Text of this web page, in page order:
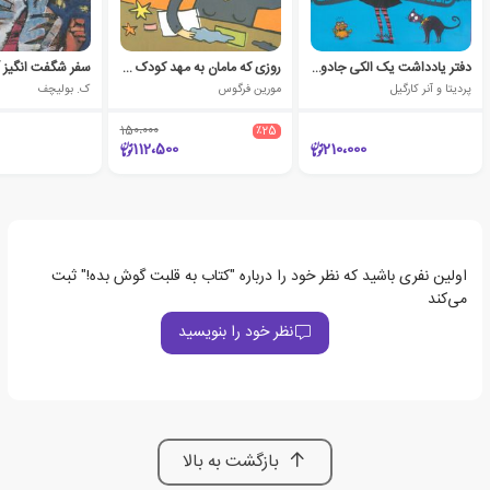
دفتر یادداشت یک الکی جادوگر 1
پردیتا و آنر کارگیل
210،000
روزی که مامان به مهد کودک آمد
مورین فرگوس
٪25 150،000
112،500
سفر شگفت انگیز
ک. بولیچف
اولین نفری باشید که نظر خود را درباره "کتاب به قلبت گوش بده!" ثبت
می‌کند
نظر خود را بنویسید
بازگشت به بالا